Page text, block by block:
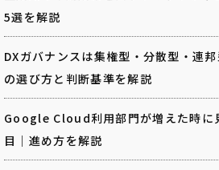
5選を解説
DXガバナンスは集権型・分散型・連
の選び方と判断基準を解説
Google Cloud利用部門が増えた時に
目｜進め方を解説